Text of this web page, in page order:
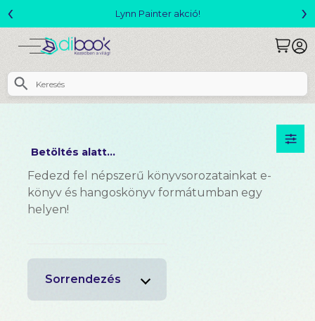
Lynn Painter akció!
‹ ›
Betöltés alatt...
Fedezd fel népszerű könyvsorozatainkat e-
könyv és hangoskönyv formátumban egy
helyen!
Sorrendezés